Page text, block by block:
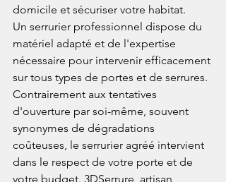
domicile et sécuriser votre habitat.
Un serrurier professionnel dispose du
matériel adapté et de l'expertise
nécessaire pour intervenir efficacement
sur tous types de portes et de serrures.
Contrairement aux tentatives
d'ouverture par soi-même, souvent
synonymes de dégradations
coûteuses, le serrurier agréé intervient
dans le respect de votre porte et de
votre budget. 3DSerrure, artisan